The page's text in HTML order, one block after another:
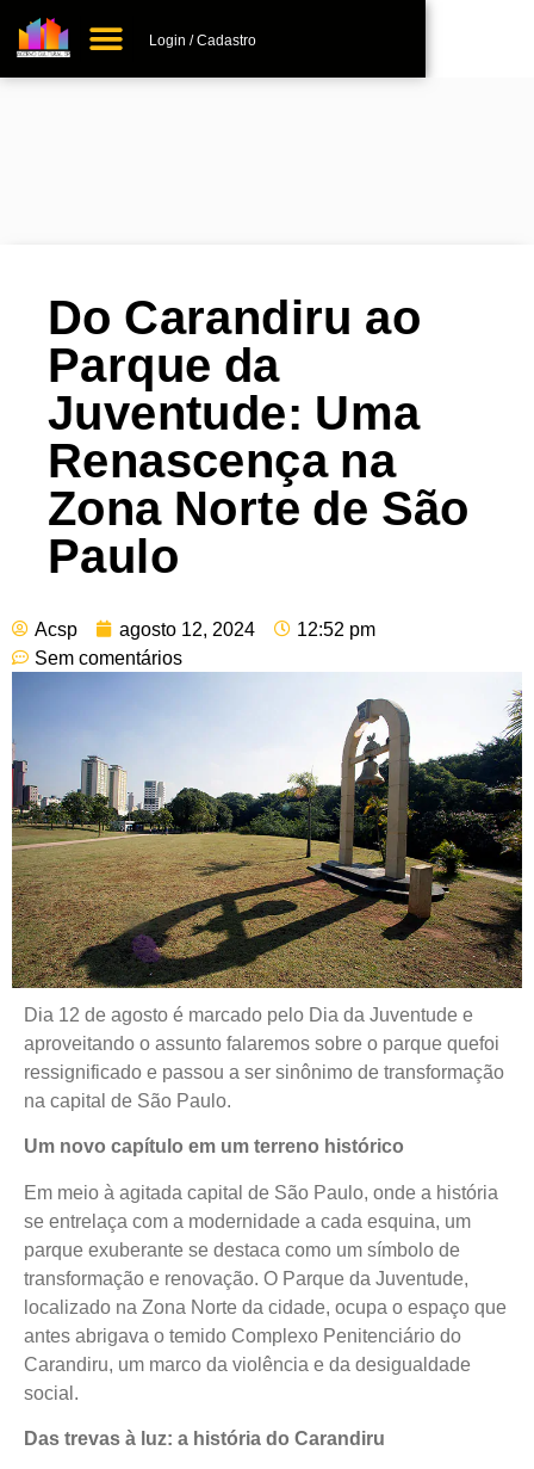
Login / Cadastro
Do Carandiru ao
Parque da
Juventude: Uma
Renascença na
Zona Norte de São
Paulo
Acsp agosto 12, 2024
12:52 pm
Sem comentários
Dia 12 de agosto é marcado pelo Dia da Juventude e
aproveitando o assunto falaremos sobre o parque quefoi
ressignificado e passou a ser sinônimo de transformação
na capital de São Paulo.
Um novo capítulo em um terreno histórico
Em meio à agitada capital de São Paulo, onde a história
se entrelaça com a modernidade a cada esquina, um
parque exuberante se destaca como um símbolo de
transformação e renovação. O Parque da Juventude,
localizado na Zona Norte da cidade, ocupa o espaço que
antes abrigava o temido Complexo Penitenciário do
Carandiru, um marco da violência e da desigualdade
social.
Das trevas à luz: a história do Carandiru